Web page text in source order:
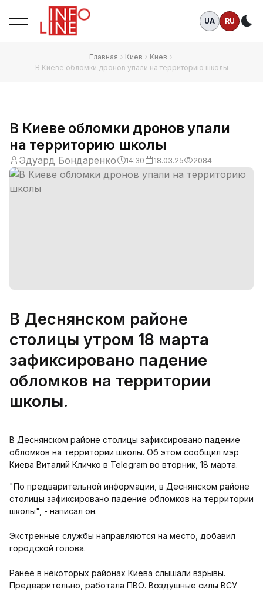
UA RU
Главная Киев
Киев
В Киеве обломки дронов упали на территорию школы
В Киеве обломки дронов упали
на территорию школы
Эдуард Бондаренко 14:30 18.03.25 2084
В Деснянском районе
столицы утром 18 марта
зафиксировано падение
обломков на территории
школы.
В Деснянском районе столицы зафиксировано падение
обломков на территории школы. Об этом сообщил мэр
Киева Виталий Кличко в Telegram во вторник, 18 марта.
"По предварительной информации, в Деснянском районе
столицы зафиксировано падение обломков на территории
школы", - написал он.
Экстренные службы направляются на место, добавил
городской голова.
Ранее в некоторых районах Киева слышали взрывы.
Предварительно, работала ПВО. Воздушные силы ВСУ